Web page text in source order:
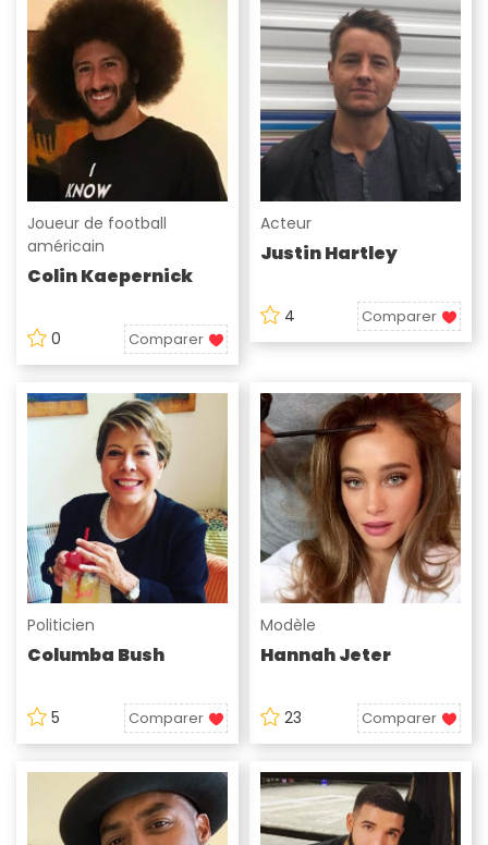
Joueur de football
américain
Colin Kaepernick
0 Comparer
Acteur
Justin Hartley
4 Comparer
Politicien
Columba Bush
5 Comparer
Modèle
Hannah Jeter
23 Comparer